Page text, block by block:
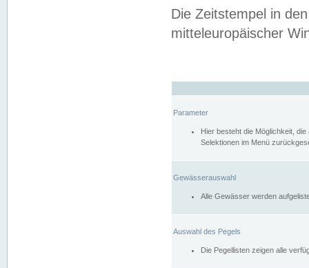
Die Zeitstempel in
mitteleuropäischer
Parameter
Hier besteht die Möglichkeit,
Selektionen im Menü
Gewässerauswahl
Alle Gewässer werden
Auswahl des Pegels
Die Pegellisten zeigen alle